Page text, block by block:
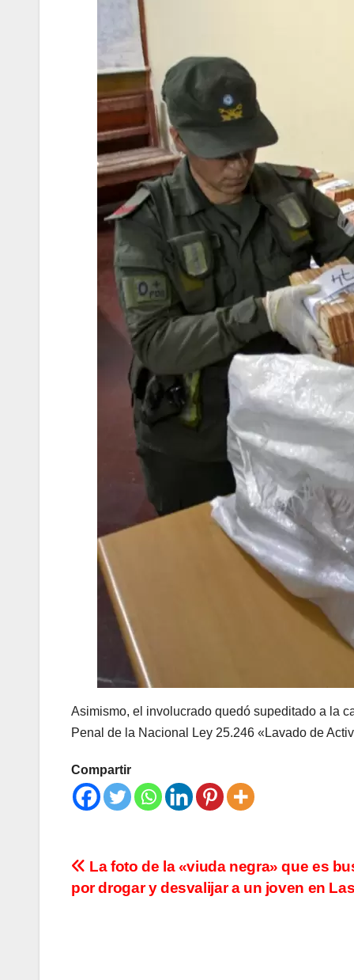
Asimismo, el involucrado quedó supeditado a la
Penal de la Nacional Ley 25.246 «Lavado de
Compartir
Navegación
de
La foto de la «viuda negra» que es
por drogar y desvalijar a un joven en